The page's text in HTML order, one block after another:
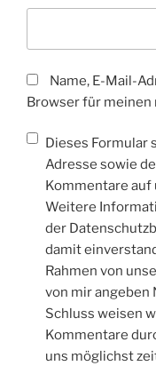
Name, E-Mail-
Browser für meinen
Dieses Formular
Adresse sowie
Kommentare auf
Weitere
der
damit
Rahmen von
von mir angeben
Schluss weisen
Kommentare
uns möglichst